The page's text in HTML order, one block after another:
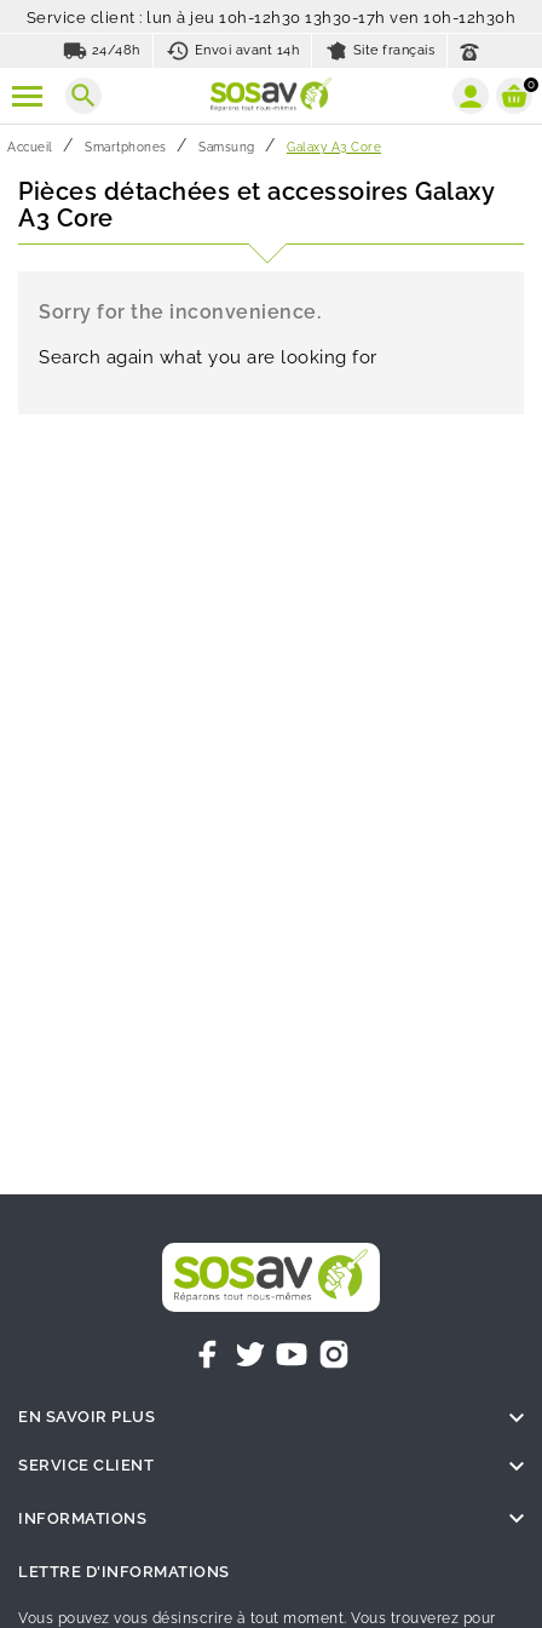
Service client : lun à jeu 10h-12h30 13h30-17h ven 10h-12h30h
local_shipping 24/48h history_toggle_off
Envoi avant 14h Site français
search 0
Accueil Smartphones Samsung Galaxy A3 Core
Pièces détachées et accessoires Galaxy
A3 Core
Sorry for the inconvenience.
Search again what you are looking for
EN SAVOIR PLUS 
SERVICE CLIENT 
INFORMATIONS 
LETTRE D'INFORMATIONS
Vous pouvez vous désinscrire à tout moment. Vous trouverez pour